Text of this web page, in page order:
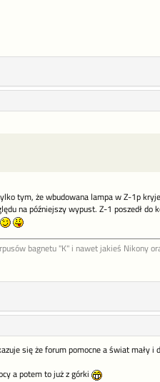
tym, że wbudowana lampa w Z-1p
na późniejszy wypust. Z-1 poszedł do
bagnetu "K" i nawet jakieś Nikony
się że forum pomocne a świat mały i
a potem to już z górki